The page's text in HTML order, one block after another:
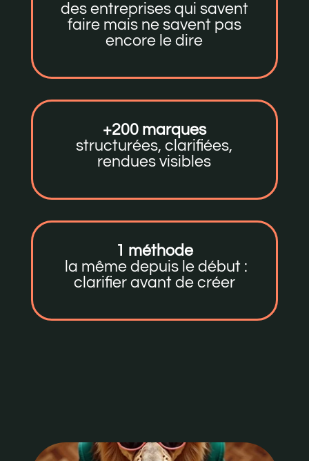
des entreprises qui savent
faire mais ne savent pas
encore le dire
+200 marques
structurées, clarifiées,
rendues visibles
1 méthode
la même depuis le début :
clarifier avant de créer